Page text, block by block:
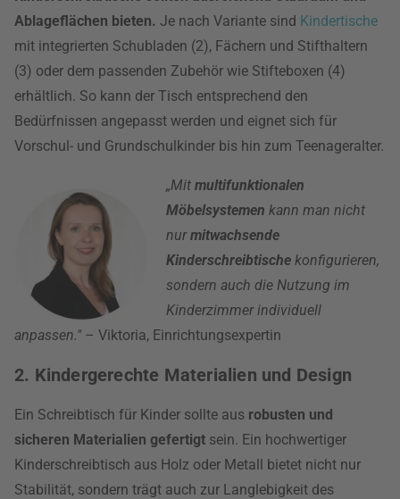
Ablageflächen bieten. Je nach Variante sind Kindertische
mit integrierten Schubladen (2), Fächern und Stifthaltern
(3) oder dem passenden Zubehör wie Stifteboxen (4)
erhältlich. So kann der Tisch entsprechend den
Bedürfnissen angepasst werden und eignet sich für
Vorschul- und Grundschulkinder bis hin zum Teenageralter.
„Mit multifunktionalen
Möbelsystemen kann man nicht
nurmitwachsende
Kinderschreibtische konfigurieren,
sondern auch die Nutzung im
Kinderzimmer individuell
anpassen." – Viktoria, Einrichtungsexpertin
2. Kindergerechte Materialien und Design
Ein Schreibtisch für Kinder sollte aus robusten und
sicheren Materialien gefertigt sein. Ein hochwertiger
Kinderschreibtisch aus Holz oder Metall bietet nicht nur
Stabilität, sondern trägt auch zur Langlebigkeit des